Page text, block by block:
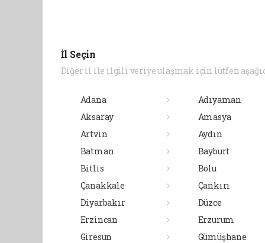
İl Seçin
Diğer il ile ilgili veriye ulaşmak için lütfen
Adana
Adıyaman
Aksaray
Amasya
Artvin
Aydın
Batman
Bayburt
Bitlis
Bolu
Çanakkale
Çankırı
Diyarbakır
Düzce
Erzincan
Erzurum
Giresun
Gümüşhane